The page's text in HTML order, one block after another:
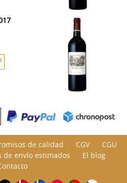
de calidad CGV
CGU
de envío estimados
El blog